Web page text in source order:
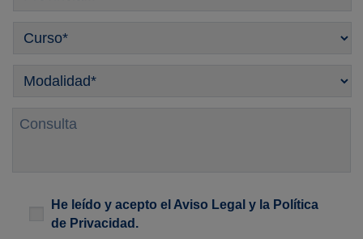
Curso *
Modalidad *
Consulta
*
He leído y acepto el Aviso Legal y la Política
de Privacidad .